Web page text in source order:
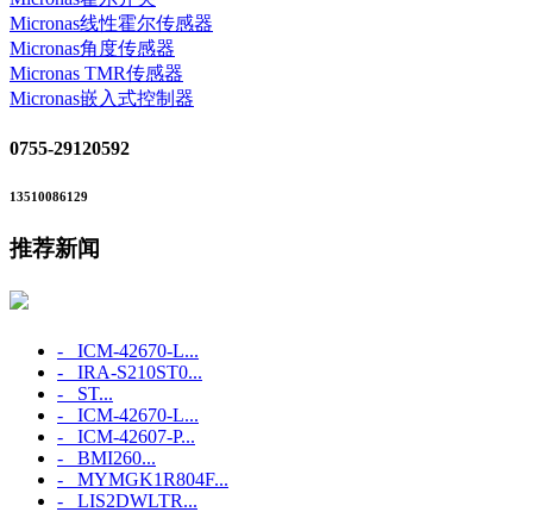
Micronas线性霍尔传感器
Micronas角度传感器
Micronas TMR传感器
Micronas嵌入式控制器
0755-29120592
13510086129
推荐新闻
- ICM‑42670‑L...
- IRA-S210ST0...
- ST...
- ICM‑42670‑L...
- ICM‑42607‑P...
- BMI260...
- MYMGK1R804F...
- LIS2DWLTR...